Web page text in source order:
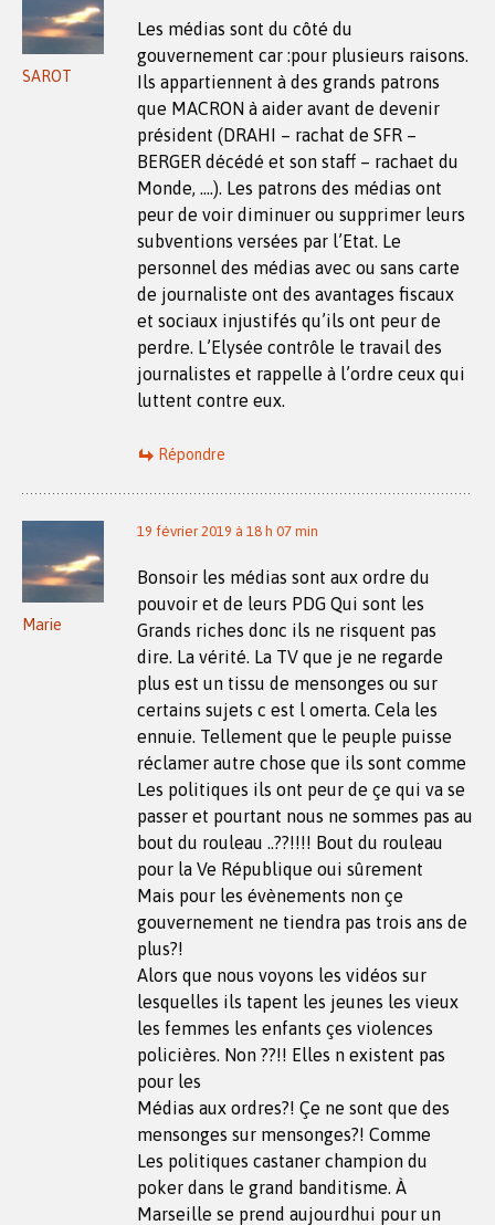
SAROT
Les médias sont du côté du
gouvernement car :pour plusieurs raisons.
Ils appartiennent à des grands patrons
que MACRON à aider avant de devenir
président (DRAHI – rachat de SFR –
BERGER décédé et son staff – rachaet du
Monde, ….). Les patrons des médias ont
peur de voir diminuer ou supprimer leurs
subventions versées par l’Etat. Le
personnel des médias avec ou sans carte
de journaliste ont des avantages fiscaux
et sociaux injustifés qu’ils ont peur de
perdre. L’Elysée contrôle le travail des
journalistes et rappelle à l’ordre ceux qui
luttent contre eux.
Répondre
Marie
19 février 2019 à 18 h 07 min
Bonsoir les médias sont aux ordre du
pouvoir et de leurs PDG Qui sont les
Grands riches donc ils ne risquent pas
dire. La vérité. La TV que je ne regarde
plus est un tissu de mensonges ou sur
certains sujets c est l omerta. Cela les
ennuie. Tellement que le peuple puisse
réclamer autre chose que ils sont comme
Les politiques ils ont peur de çe qui va se
passer et pourtant nous ne sommes pas au
bout du rouleau ..??!!!! Bout du rouleau
pour la Ve République oui sûrement
Mais pour les évènements non çe
gouvernement ne tiendra pas trois ans de
plus?!
Alors que nous voyons les vidéos sur
lesquelles ils tapent les jeunes les vieux
les femmes les enfants çes violences
policières. Non ??!! Elles n existent pas
pour les
Médias aux ordres?! Çe ne sont que des
mensonges sur mensonges?! Comme
Les politiques castaner champion du
poker dans le grand banditisme. À
Marseille se prend aujourdhui pour un